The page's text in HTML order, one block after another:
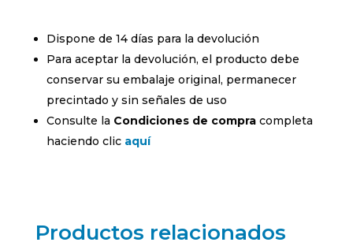
Dispone de 14 días para la devolución
Para aceptar la devolución, el producto debe
conservar su embalaje original, permanecer
precintado y sin señales de uso
Consulte la Condiciones de compracompleta
haciendo clic aquí
Productos relacionados